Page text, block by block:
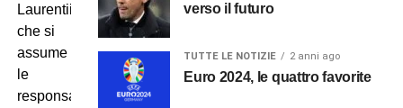
Laurentiis
che si
assume
le
responsabilità
verso il futuro
TUTTE LE NOTIZIE 2 anni ago
Euro 2024, le quattro favorite